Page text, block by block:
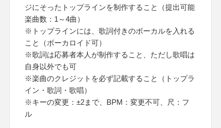
ジにそったトップラインを制作すること（提出可能
楽曲数：1～4曲）
※トップラインには、歌詞付きのボーカルを入れる
こと（ボーカロイド可）
※歌詞は応募者本人が制作すること、ただし歌唱は
自身以外でも可
※楽曲のクレジットを必ず記載すること（トップラ
イン・歌詞・歌唱）
※キーの変更：±2まで、BPM：変更不可、尺：フ
ル